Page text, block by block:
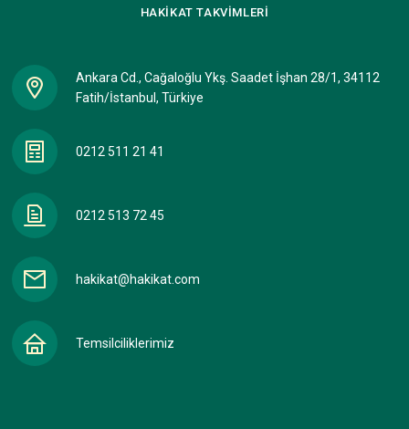
HAKİKATTAKVİMLERİ
Ankara Cd., Cağaloğlu Ykş. Saadet İşhan 28/1, 34112
Fatih/İstanbul, Türkiye
0212 511 21 41
0212 513 72 45
hakikat@hakikat.com
Temsilciliklerimiz